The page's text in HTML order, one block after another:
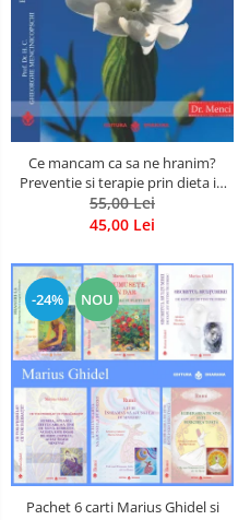
Ce mancam ca sa ne hranim?
Preventie si terapie prin dieta in
bolile cardiovasculare si in
diabetul zaharat
55,00 Lei
45,00 Lei
-24% NOU
Pachet 6 carti Marius Ghidel si